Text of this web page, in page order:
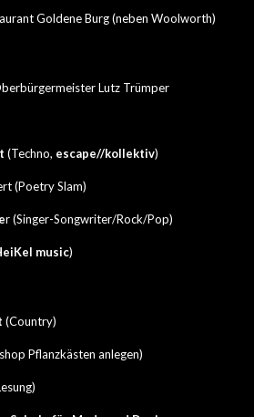
Goldene Burg (neben Woolworth)
Lutz Trümper
(Techno, escape//kollektiv)
(Poetry Slam)
r(Singer-Songwriter/Rock/Pop)
music)
(Country)
Pflanzkästen anlegen)